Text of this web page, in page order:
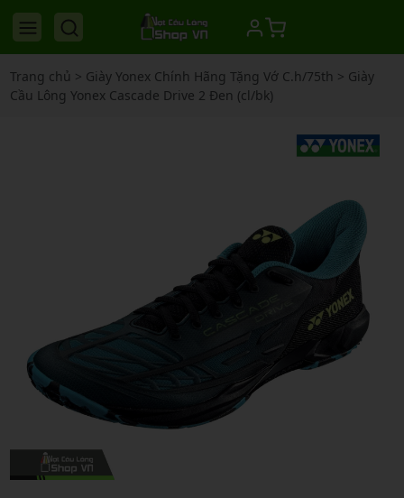
Trang chủ > Giày Yonex Chính Hãng Tặng Vớ C.h/75th > Giày
Cầu Lông Yonex Cascade Drive 2 Đen (cl/bk)